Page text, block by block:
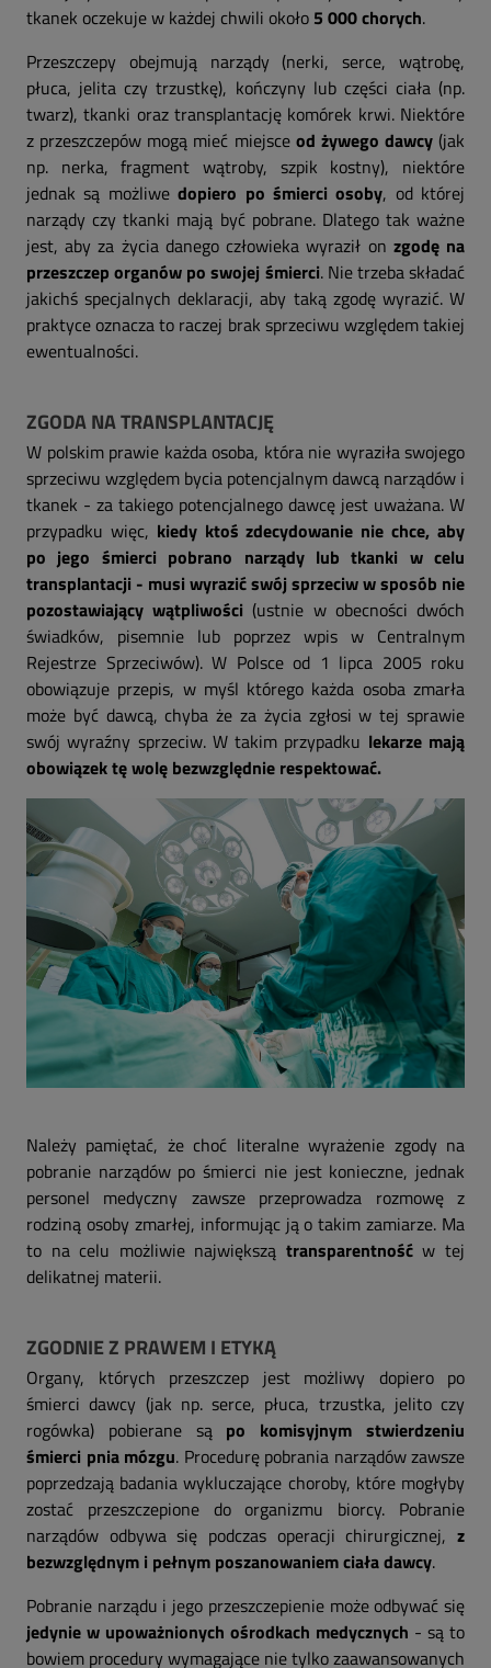
tkanek oczekuje w każdej chwili około 5 000 chorych.
Przeszczepy obejmują narządy (nerki, serce, wątrobę,
płuca, jelita czy trzustkę), kończyny lub części ciała (np.
twarz), tkanki oraz transplantację komórek krwi. Niektóre
z przeszczepów mogą mieć miejsce od żywego dawcy(jak
np. nerka, fragment wątroby, szpik kostny), niektóre
jednak są możliwedopiero po śmierci osoby, od której
narządy czy tkanki mają być pobrane. Dlatego tak ważne
jest, aby za życia danego człowieka wyraził on zgodę na
przeszczep organów po swojej śmierci. Nie trzeba składać
jakichś specjalnych deklaracji, aby taką zgodę wyrazić. W
praktyce oznacza to raczej brak sprzeciwu względem takiej
ewentualności.
ZGODA NA TRANSPLANTACJĘ
W polskim prawie każda osoba, która nie wyraziła swojego
sprzeciwu względem bycia potencjalnym dawcą narządów i
tkanek - za takiego potencjalnego dawcę jest uważana. W
przypadku więc, kiedy ktoś zdecydowanie nie chce, aby
po jego śmierci pobrano narządy lub tkanki w celu
transplantacji - musi wyrazić swój sprzeciw w sposób nie
pozostawiający wątpliwości (ustnie w obecności dwóch
świadków, pisemnie lub poprzez wpis w Centralnym
Rejestrze Sprzeciwów). W Polsce od 1 lipca 2005 roku
obowiązuje przepis, w myśl którego każda osoba zmarła
może być dawcą, chyba że za życia zgłosi w tej sprawie
swój wyraźny sprzeciw. W takim przypadku lekarze mają
obowiązek tę wolę bezwzględnie respektować.
Należy pamiętać, że choć literalne wyrażenie zgody na
pobranie narządów po śmierci nie jest konieczne, jednak
personel medyczny zawsze przeprowadza rozmowę z
rodziną osoby zmarłej, informując ją o takim zamiarze. Ma
to na celu możliwie największą transparentnośćw tej
delikatnej materii.
ZGODNIE Z PRAWEM I ETYKĄ
Organy, których przeszczep jest możliwy dopiero po
śmierci dawcy (jak np. serce, płuca, trzustka, jelito czy
rogówka) pobierane są po komisyjnym stwierdzeniu
śmierci pnia mózgu. Procedurę pobrania narządów zawsze
poprzedzają badania wykluczające choroby, które mogłyby
zostać przeszczepione do organizmu biorcy. Pobranie
narządów odbywa się podczas operacji chirurgicznej, z
bezwzględnym i pełnym poszanowaniem ciała dawcy.
Pobranie narządu i jego przeszczepienie może odbywać się
jedynie w upoważnionych ośrodkach medycznych - są to
bowiem procedury wymagające nie tylko zaawansowanych